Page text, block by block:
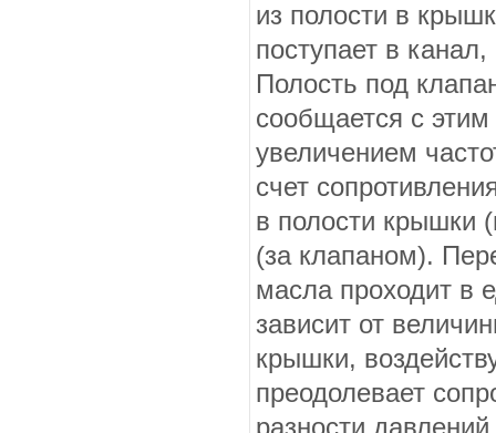
из полости в
поступает в
Полость под
сообщается с
увеличением
счет
в полости крышки
(за клапаном).
масла про­ходит в
зависит от
крышки,
преодолевает
разности